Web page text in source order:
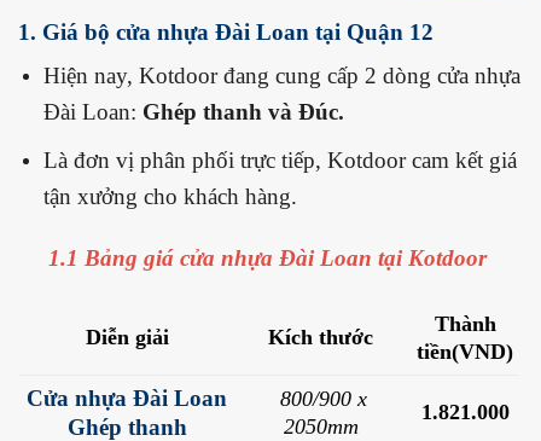
1. Giá bộ cửa nhựa Đài Loan tại Quận 12
Hiện nay, Kotdoor đang cung cấp 2 dòng cửa nhựa
Đài Loan: Ghép thanh và Đúc.
Là đơn vị phân phối trực tiếp, Kotdoor cam kết giá
tận xưởng cho khách hàng.
1.1 Bảng giá cửa nhựa Đài Loan tại Kotdoor
Diễn giải Kích thước
Thành
tiền(VND)
Cửa nhựa Đài Loan
Ghép thanh
800/900 x
2050mm
1.821.000